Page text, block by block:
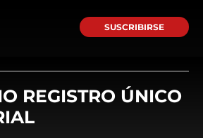
SUSCRIBIRSE
REGISTRO ÚNICO